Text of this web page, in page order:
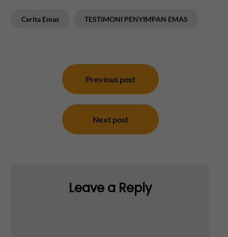
Cerita Emas TESTIMONI PENYIMPAN EMAS
Previous post
Next post
Leave a Reply